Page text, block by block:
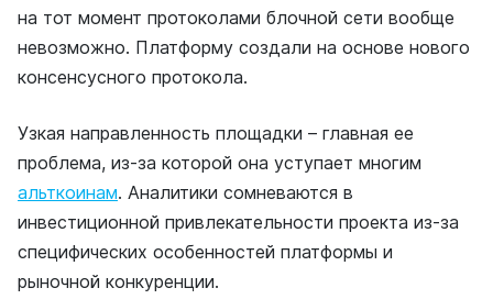
на тот момент протоколами блочной сети вообще
невозможно. Платформу создали на основе нового
консенсусного протокола.
Узкая направленность площадки – главная ее
проблема, из-за которой она уступает многим
альткоинам. Аналитики сомневаются в
инвестиционной привлекательности проекта из-за
специфических особенностей платформы и
рыночной конкуренции.